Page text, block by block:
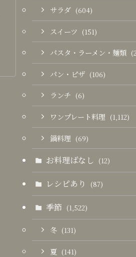
サラダ (604)
スイーツ (151)
パスタ・ラーメン・麺類
パン・ピザ (106)
ランチ (6)
ワンプレート料理 (1,112)
鍋料理 (69)
お料理ばなし (12)
レシピあり (87)
季節 (1,522)
冬 (131)
夏 (141)